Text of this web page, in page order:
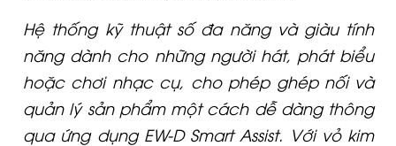
Hệ thống kỹ thuật số đa năng và giàu tính
năng dành cho những người hát, phát biểu
hoặc chơi nhạc cụ, cho phép ghép nối và
quản lý sản phẩm một cách dễ dàng thông
qua ứng dụng EW-D Smart Assist. Với vỏ kim